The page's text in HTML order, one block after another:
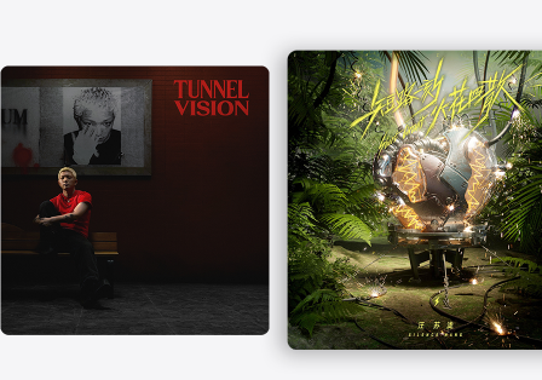
口
中
打
开)